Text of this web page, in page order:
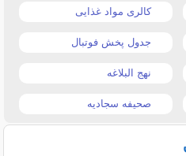
کالری مواد غذایی
جدول پخش فوتبال
نهج البلاغه
صحیفه سجادیه